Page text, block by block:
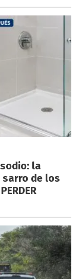
la
sarro de los